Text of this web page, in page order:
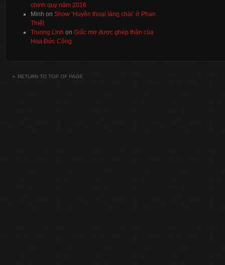
chính quy năm 2016
Minh on Show ‘Huyền thoại làng chài’ ở Phan
Thiết
Truong Linh on Giấc mơ được ghép thận của
Hoa Đức Công
RETURN TO TOP OF PAGE